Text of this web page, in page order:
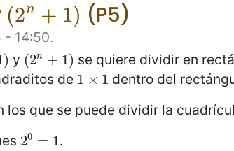
(2n + 1)
(2n +1 ) (P5)
- 14:50.
) y (2n + 1)
(2n +1 )
se quiere dividir en
de 1 × 1
1 ×1 dentro del
los que se puede dividir la
20 = 1
20 =1
.